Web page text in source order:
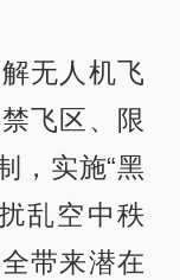
无人机飞
飞区、限
，实施“黑
乱空中秩
带来潜在